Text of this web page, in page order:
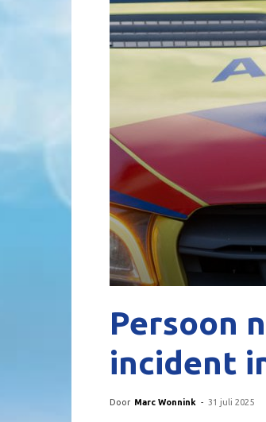
Persoon
incident
Door Marc Wonnink - 31 juli 2025